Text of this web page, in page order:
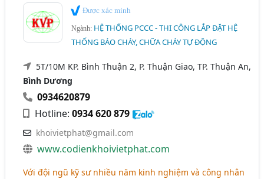
Được xác minh
Ngành: HỆ THỐNG PCCC - THI CÔNG LẮP ĐẶT HỆ
THỐNG BÁO CHÁY, CHỮA CHÁY TỰ ĐỘNG
5T/10M KP. Bình Thuận 2, P. Thuận Giao, TP. Thuận An,
Bình Dương
0934620879
Hotline:0934 620 879
khoivietphat@gmail.com
www.codienkhoivietphat.com
Với đội ngũ kỹ sư nhiều năm kinh nghiệm và công nhân